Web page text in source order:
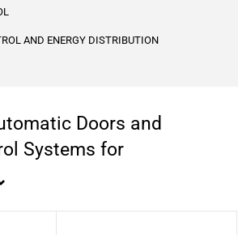
AND ENERGY DISTRIBUTION
Doors and
Systems for